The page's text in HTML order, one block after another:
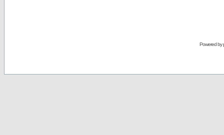
Powered by